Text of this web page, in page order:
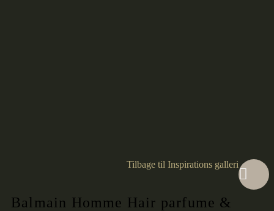
Tilbage til Inspirations galleri
Balmain Homme Hair parfume &